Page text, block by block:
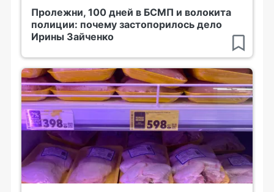
Пролежни, 100 дней в БСМП и волокита
полиции: почему застопорилось дело
Ирины Зайченко